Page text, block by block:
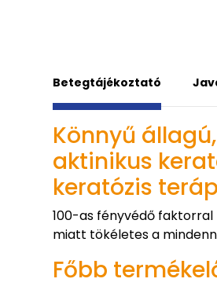
Betegtájékoztató
Könnyű
aktinikus
keratózis
100-as fényvédő
miatt tökéletes a
Főbb